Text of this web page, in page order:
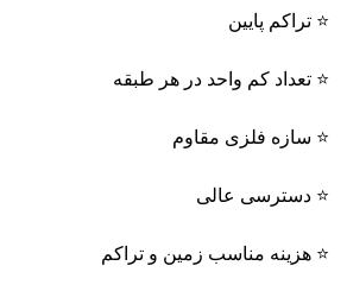
⭐ تراکم پایین
⭐ تعداد کم واحد در هر طبقه
⭐ سازه فلزی مقاوم
⭐ دسترسی عالی
⭐ هزینه مناسب زمین و تراکم